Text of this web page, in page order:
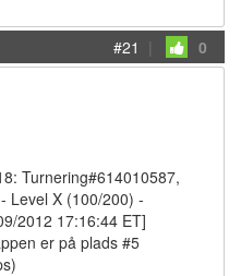
#21 | 0
Turnering#614010587,
Level X (100/200) -
2012 17:16:44 ET]
er på plads #5